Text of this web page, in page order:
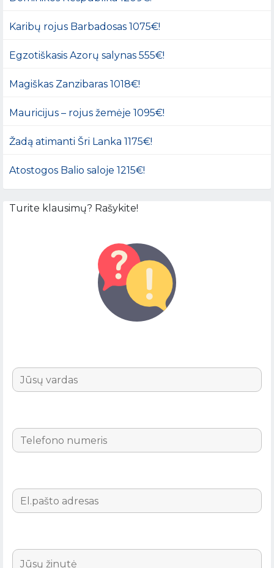
Karibų rojus Barbadosas 1075€!
Egzotiškasis Azorų salynas 555€!
Magiškas Zanzibaras 1018€!
Mauricijus – rojus žemėje 1095€!
Žadą atimanti Šri Lanka 1175€!
Atostogos Balio saloje 1215€!
Turite klausimų? Rašykite!